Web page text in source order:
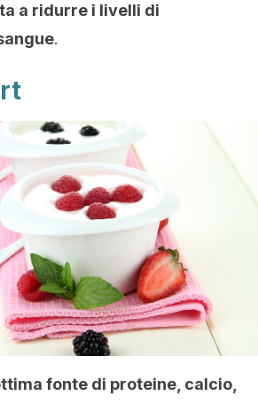
a ridurre i livelli di
.
fonte di proteine, calcio,